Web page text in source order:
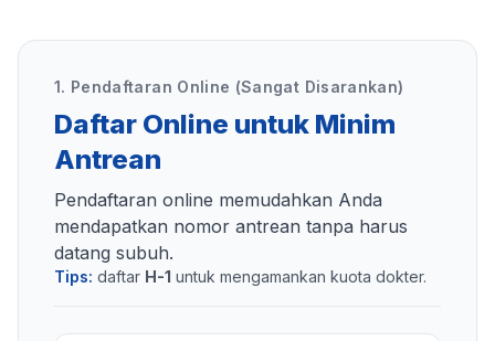
1. Pendaftaran Online (Sangat Disarankan)
Daftar Online untuk Minim
Antrean
Pendaftaran online memudahkan Anda
mendapatkan nomor antrean tanpa harus
datang subuh.
Tips: daftar H-1 untuk mengamankan kuota dokter.